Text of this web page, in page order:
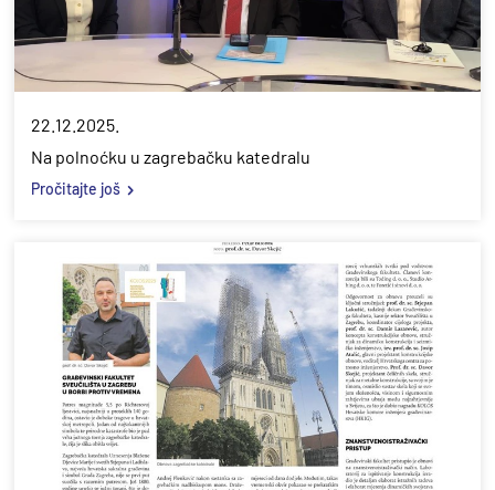
22.12.2025.
Na polnoćku u zagrebačku katedralu
Pročitajte još